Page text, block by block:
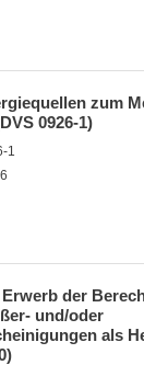
zum
0926-1)
1
der
und/oder
als